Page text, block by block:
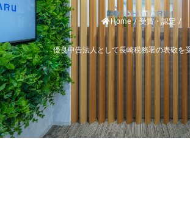
Home / 受賞・認定 /
優良申告法人として長崎税務署の表敬を